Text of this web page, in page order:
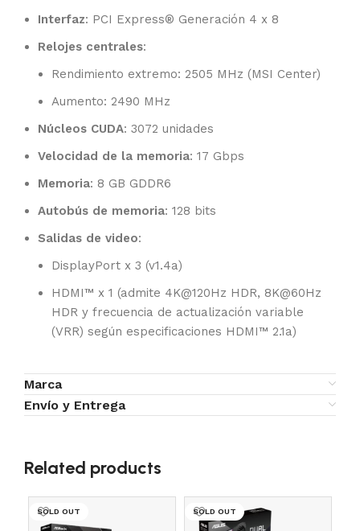
Interfaz: PCI Express® Generación 4 x 8
Relojes centrales:
Rendimiento extremo: 2505 MHz (MSI Center)
Aumento: 2490 MHz
Núcleos CUDA: 3072 unidades
Velocidad de la memoria: 17 Gbps
Memoria: 8 GB GDDR6
Autobús de memoria: 128 bits
Salidas de video:
DisplayPort x 3 (v1.4a)
HDMI™ x 1 (admite 4K@120Hz HDR, 8K@60Hz
HDR y frecuencia de actualización variable
(VRR) según especificaciones HDMI™ 2.1a)
Marca
Envío y Entrega
Related products
SOLD OUT SOLD OUT